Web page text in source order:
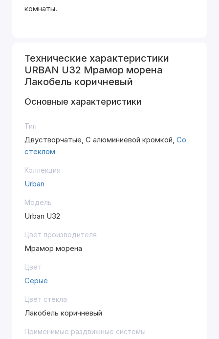
комнаты.
Технические характеристики
URBAN U32 Мрамор морена
Лакобель коричневый
Основные характеристики
Тип
Двустворчатые, С алюминиевой кромкой, Со
стеклом
Коллекция
Urban
Модель
Urban U32
Цвет производителя
Мрамор морена
Цвет
Серые
Цвет стекла
Лакобель коричневый
Применимые раздвижные системы